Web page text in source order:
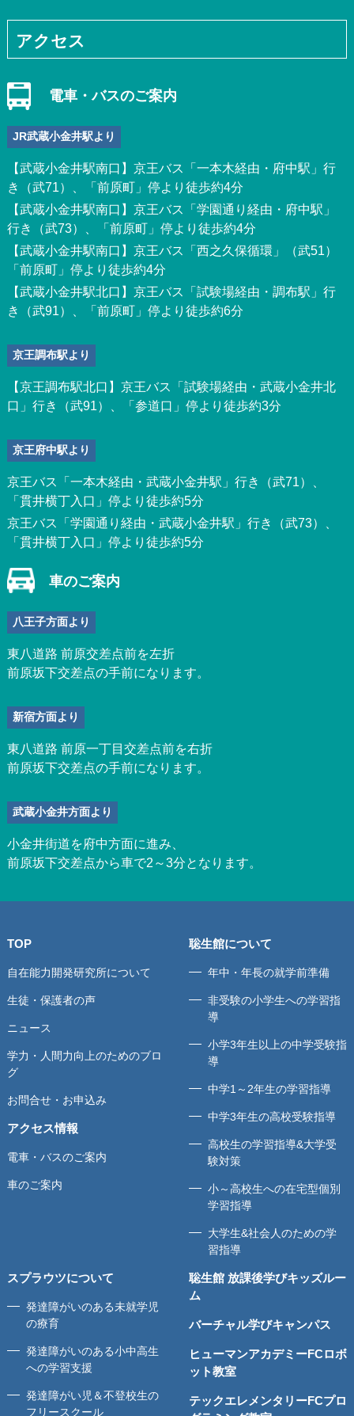
アクセス
電車・バスのご案内
JR武蔵小金井駅より
【武蔵小金井駅南口】京王バス「一本木経由・府中駅」行
き（武71）、「前原町」停より徒歩約4分
【武蔵小金井駅南口】京王バス「学園通り経由・府中駅」
行き（武73）、「前原町」停より徒歩約4分
【武蔵小金井駅南口】京王バス「西之久保循環」（武51）
「前原町」停より徒歩約4分
【武蔵小金井駅北口】京王バス「試験場経由・調布駅」行
き（武91）、「前原町」停より徒歩約6分
京王調布駅より
【京王調布駅北口】京王バス「試験場経由・武蔵小金井北
口」行き（武91）、「参道口」停より徒歩約3分
京王府中駅より
京王バス「一本木経由・武蔵小金井駅」行き（武71）、
「貫井横丁入口」停より徒歩約5分
京王バス「学園通り経由・武蔵小金井駅」行き（武73）、
「貫井横丁入口」停より徒歩約5分
車のご案内
八王子方面より
東八道路 前原交差点前を左折
前原坂下交差点の手前になります。
新宿方面より
東八道路 前原一丁目交差点前を右折
前原坂下交差点の手前になります。
武蔵小金井方面より
小金井街道を府中方面に進み、
前原坂下交差点から車で2～3分となります。
TOP
自在能力開発研究所について
生徒・保護者の声
ニュース
学力・人間力向上のためのブロ
グ
お問合せ・お申込み
アクセス情報
電車・バスのご案内
車のご案内
聡生館について
年中・年長の就学前準備
非受験の小学生への学習指
導
小学3年生以上の中学受験指
導
中学1～2年生の学習指導
中学3年生の高校受験指導
高校生の学習指導&大学受
験対策
小～高校生への在宅型個別
学習指導
大学生&社会人のための学
習指導
スプラウツについて
発達障がいのある未就学児
の療育
発達障がいのある小中高生
への学習支援
発達障がい児＆不登校生の
フリースクール
聡生館 放課後学びキッズルー
ム
バーチャル学びキャンパス
ヒューマンアカデミーFCロボ
ット教室
テックエレメンタリーFCプロ